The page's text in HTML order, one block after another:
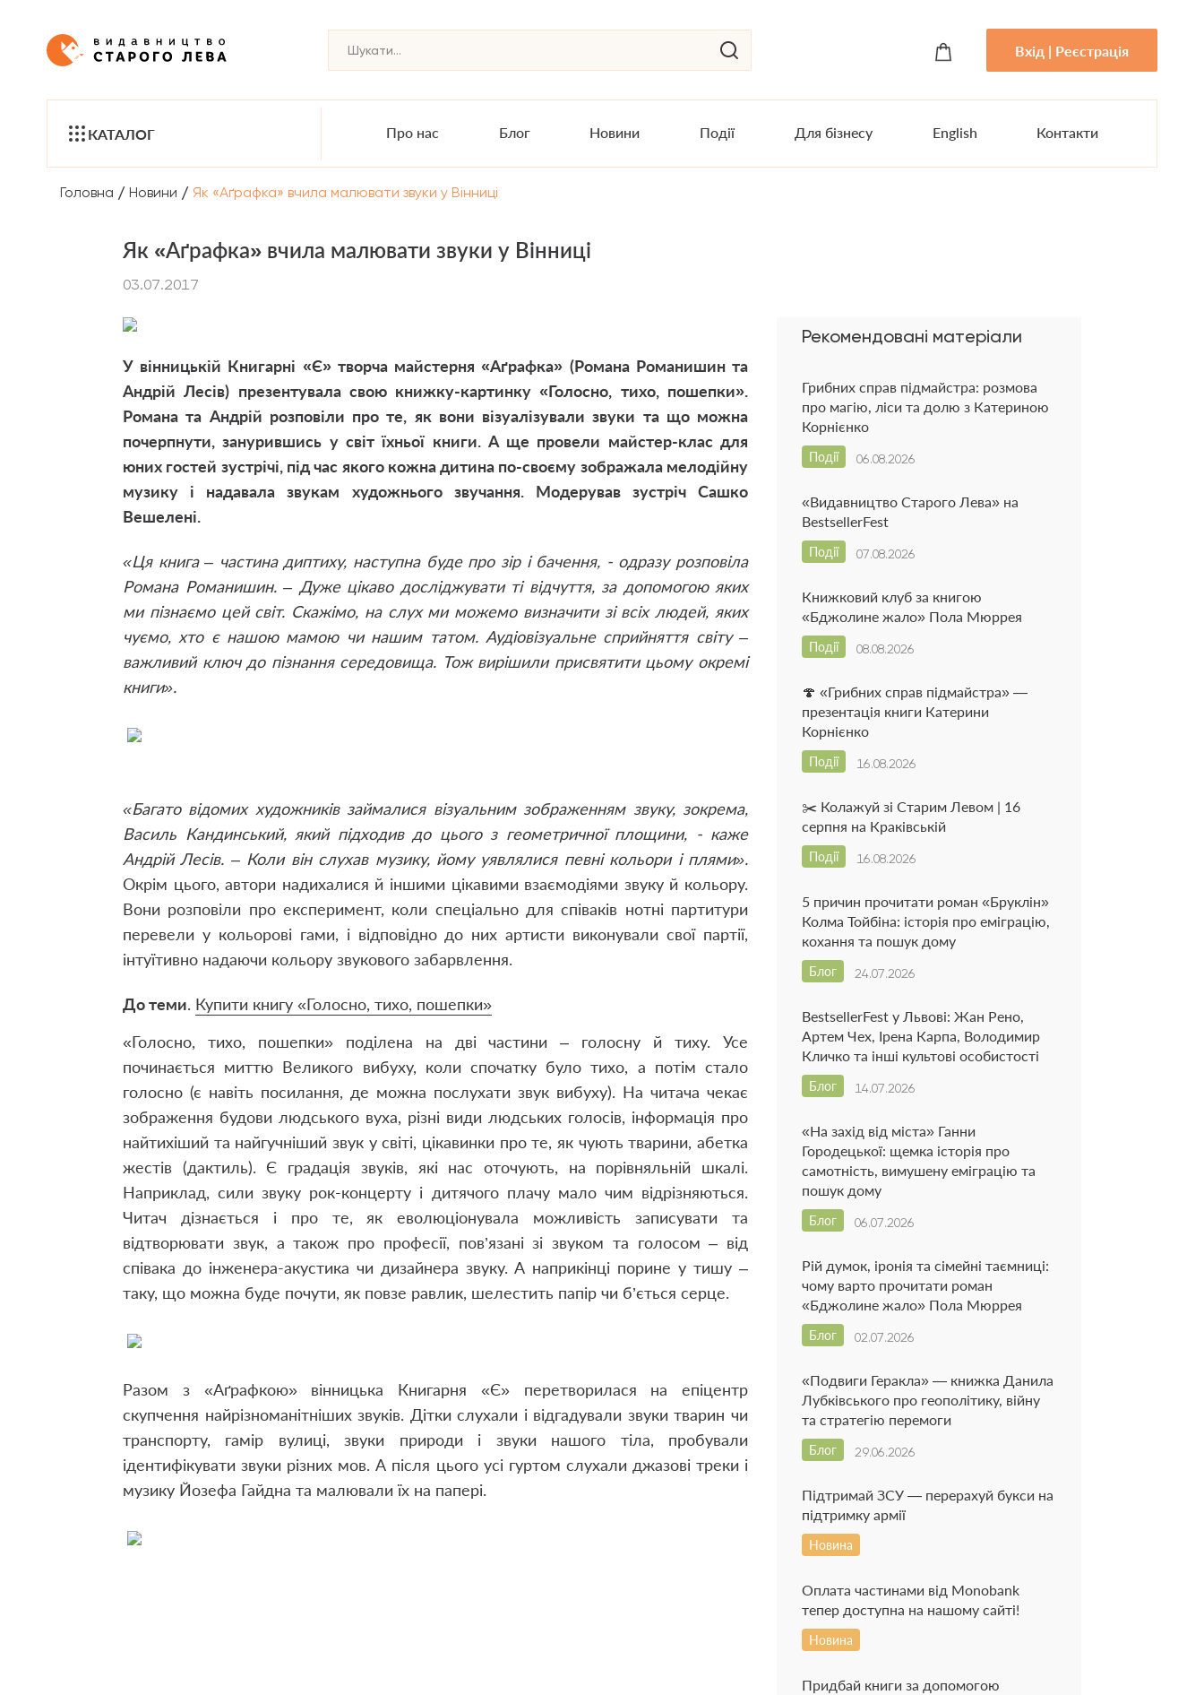
Вхід | Реєстрація
КАТАЛОГ Про нас Блог Новини Події Для бізнесу English Контакти
Головна / Новини / Як «Аґрафка» вчила малювати звуки у Вінниці
Як «Аґрафка» вчила малювати звуки у Вінниці
03.07.2017
У вінницькій Книгарні «Є» творча майстерня «Аґрафка» (Романа Романишин та
Андрій Лесів) презентувала свою книжку-картинку «Голосно, тихо, пошепки».
Романа та Андрій розповіли про те, як вони візуалізували звуки та що можна
почерпнути, занурившись у світ їхньої книги. А ще провели майстер-клас для
юних гостей зустрічі, під час якого кожна дитина по-своєму зображала мелодійну
музику і надавала звукам художнього звучання. Модерував зустріч Сашко
Вешелені.
«Ця книга – частина диптиху, наступна буде про зір і бачення, - одразу розповіла
Романа Романишин. – Дуже цікаво досліджувати ті відчуття, за допомогою яких
ми пізнаємо цей світ. Скажімо, на слух ми можемо визначити зі всіх людей, яких
чуємо, хто є нашою мамою чи нашим татом. Аудіовізуальне сприйняття світу –
важливий ключ до пізнання середовища. Тож вирішили присвятити цьому окремі
книги».
«Багато відомих художників займалися візуальним зображенням звуку, зокрема,
Василь Кандинський, який підходив до цього з геометричної площини, - каже
Андрій Лесів. – Коли він слухав музику, йому уявлялися певні кольори і плями».
Окрім цього, автори надихалися й іншими цікавими взаємодіями звуку й кольору.
Вони розповіли про експеримент, коли спеціально для співаків нотні партитури
перевели у кольорові гами, і відповідно до них артисти виконували свої партії,
інтуїтивно надаючи кольору звукового забарвлення.
До теми. Купити книгу «Голосно, тихо, пошепки»
«Голосно, тихо, пошепки» поділена на дві частини – голосну й тиху. Усе
починається миттю Великого вибуху, коли спочатку було тихо, а потім стало
голосно (є навіть посилання, де можна послухати звук вибуху). На читача чекає
зображення будови людського вуха, різні види людських голосів, інформація про
найтихіший та найгучніший звук у світі, цікавинки про те, як чують тварини, абетка
жестів (дактиль). Є градація звуків, які нас оточують, на порівняльній шкалі.
Наприклад, сили звуку рок-концерту і дитячого плачу мало чим відрізняються.
Читач дізнається і про те, як еволюціонувала можливість записувати та
відтворювати звук, а також про професії, пов’язані зі звуком та голосом – від
співака до інженера-акустика чи дизайнера звуку. А наприкінці порине у тишу –
таку, що можна буде почути, як повзе равлик, шелестить папір чи б’ється серце.
Разом з «Аґрафкою» вінницька Книгарня «Є» перетворилася на епіцентр
скупчення найрізноманітніших звуків. Дітки слухали і відгадували звуки тварин чи
транспорту, гамір вулиці, звуки природи і звуки нашого тіла, пробували
ідентифікувати звуки різних мов. А після цього усі гуртом слухали джазові треки і
музику Йозефа Гайдна та малювали їх на папері.
Рекомендовані матеріали
Грибних справ підмайстра: розмова
про магію, ліси та долю з Катериною
Корнієнко
06.08.2026
Події
«Видавництво Старого Лева» на
BestsellerFest
07.08.2026
Події
Книжковий клуб за книгою
«Бджолине жало» Пола Мюррея
08.08.2026
Події
🍄 «Грибних справ підмайстра» —
презентація книги Катерини
Корнієнко
16.08.2026
Події
✂️ Колажуй зі Старим Левом | 16
серпня на Краківській
16.08.2026
Події
5 причин прочитати роман «Бруклін»
Колма Тойбіна: історія про еміграцію,
кохання та пошук дому
24.07.2026
Блог
BestsellerFest у Львові: Жан Рено,
Артем Чех, Ірена Карпа, Володимир
Кличко та інші культові особистості
14.07.2026
Блог
«На захід від міста» Ганни
Городецької: щемка історія про
самотність, вимушену еміграцію та
пошук дому
06.07.2026
Блог
Рій думок, іронія та сімейні таємниці:
чому варто прочитати роман
«Бджолине жало» Пола Мюррея
02.07.2026
Блог
«Подвиги Геракла» — книжка Данила
Лубківського про геополітику, війну
та стратегію перемоги
29.06.2026
Блог
Підтримай ЗСУ — перерахуй букси на
підтримку армії
Новина
Оплата частинами від Monobank
тепер доступна на нашому сайті!
Новина
Придбай книги за допомогою